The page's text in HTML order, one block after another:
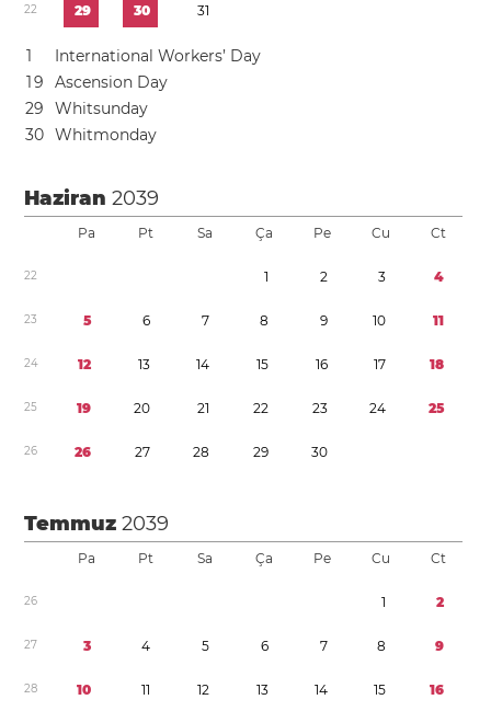
22 29 30 31
1
International Workers’ Day
19
Ascension Day
29
Whitsunday
30 Whitmonday
Haziran2039
Pa Pt Sa Ça Pe Cu Ct
22 1 2 3 4
23 5 6 7 8 9 10 11
24 12 13 14 15 16 17 18
25 19 20 21 22 23 24 25
26 26 27 28 29 30
Temmuz2039
Pa Pt Sa Ça Pe Cu Ct
26 1 2
27 3 4 5 6 7 8 9
28 10 11 12 13 14 15 16